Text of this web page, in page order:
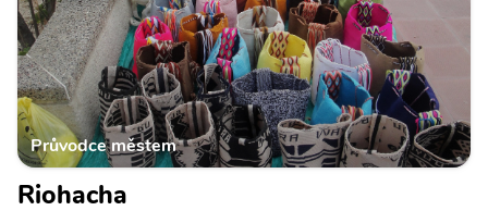
Průvodce městem
Riohacha